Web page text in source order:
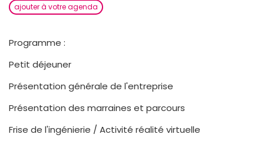
ajouter à votre agenda
Programme :
Petit déjeuner
Présentation générale de l'entreprise
Présentation des marraines et parcours
Frise de l'ingénierie / Activité réalité virtuelle